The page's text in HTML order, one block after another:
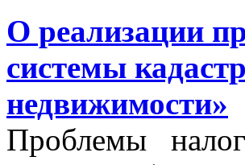
О реализации
системы
недвижимости»
Проблемы